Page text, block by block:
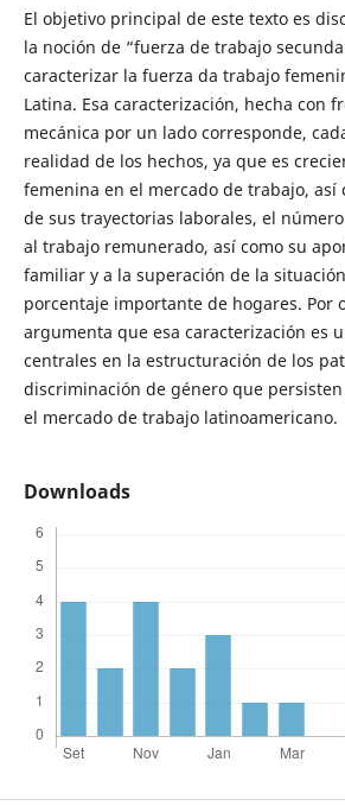
El objetivo principal de este texto es
la noción de “fuerza de trabajo
caracterizar la fuerza da trabajo
Latina. Esa caracterización, hecha con
mecánica por un lado corresponde,
realidad de los hechos, ya que es
femenina en el mercado de trabajo, así
de sus trayectorias laborales, el
al trabajo remunerado, así como su
familiar y a la superación de la
porcentaje importante de hogares. Por
argumenta que esa caracterización es
centrales en la estructuración de los
discriminación de género que
el mercado de trabajo latinoamericano.
Downloads